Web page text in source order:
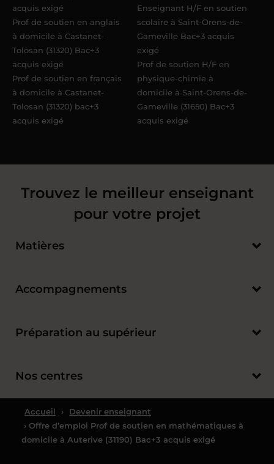
acquis exigé
Prof de soutien en anglais
à domicile à Castanet-
Tolosan (31320) Bac+3
acquis exigé
Prof de soutien en français
à domicile à Castanet-
Tolosan (31320) bac+3
acquis exigé
Enseignant H/F en soutien
scolaire à Saint-Orens-de-
Gameville Bac+3 acquis
exigé
Prof de soutien H/F en
physique-chimie à
domicile à Saint-Orens-de-
Gameville (31650) Bac+3
acquis exigé
Trouvez le meilleur enseignant
pour votre projet
Matières
Accompagnements
Préparation au supérieur
Nos centres
Accueil ›
Devenir enseignant
› Offre d’emploi Prof de soutien en mathématiques à
domicile à Auterive (31190) Bac+3 acquis exigé